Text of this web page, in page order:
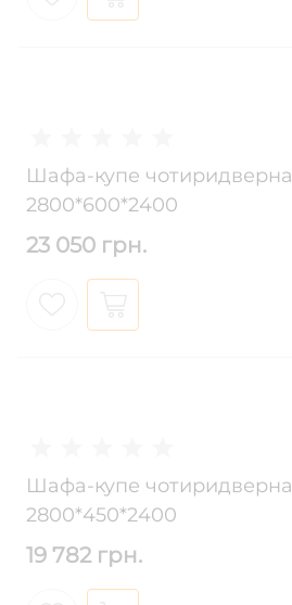
Шафа-купе чотиридверна
2800*600*2400
23 050 грн.
Шафа-купе чотиридверна
2800*450*2400
19 782 грн.